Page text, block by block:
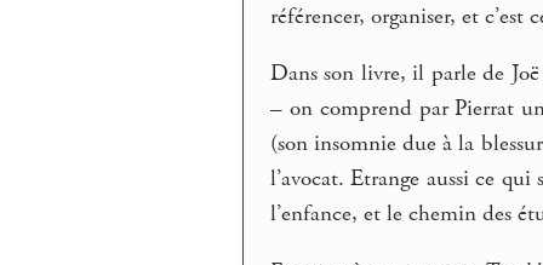
référencer, organiser, et
Dans son livre, il parle de
– on comprend par Pierrat
(son insomnie due à la
l’avocat. Etrange aussi ce
l’enfance, et le chemin des